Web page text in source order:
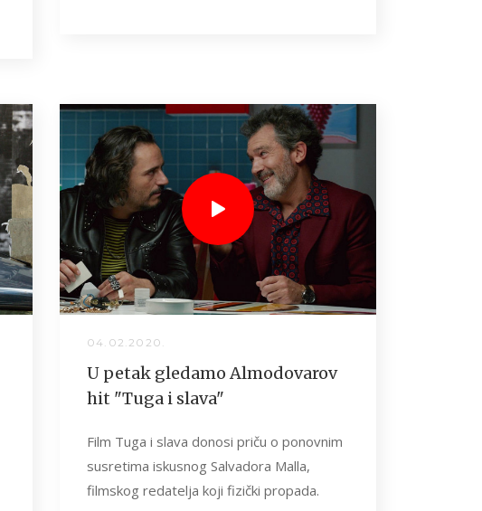
04.02.2020.
U petak gledamo Almodovarov
hit "Tuga i slava"
Film Tuga i slava donosi priču o ponovnim
susretima iskusnog Salvadora Malla,
filmskog redatelja koji fizički propada.